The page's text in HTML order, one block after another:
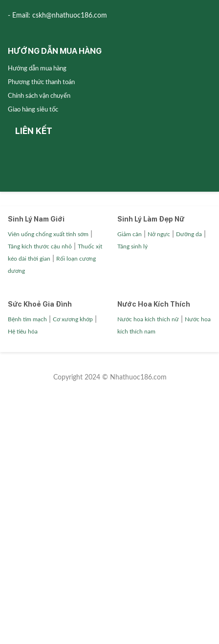
- Email: cskh@nhathuoc186.com
HƯỚNG DẪN MUA HÀNG
Hướng dẫn mua hàng
Phương thức thanh toán
Chính sách vận chuyển
Giao hàng siêu tốc
LIÊN KẾT
Sinh Lý Nam Giới
Viên uống chống xuất tinh sớm
Tăng kích thước cậu nhỏ| Thuốc xịt
kéo dài thời gian Rối loạn cương
dương
Sinh Lý Làm Đẹp Nữ
Giảm cân Nở ngực Dưỡng da|
Tăng sinh lý
Sức Khoẻ Gia Đình
Bệnh tim mạch Cơ xương khớp|
Hệ tiêu hóa
Nước Hoa Kích Thích
Nước hoa kích thích nữ| Nước hoa
kích thích nam
Copyright 2024 © Nhathuoc186.com